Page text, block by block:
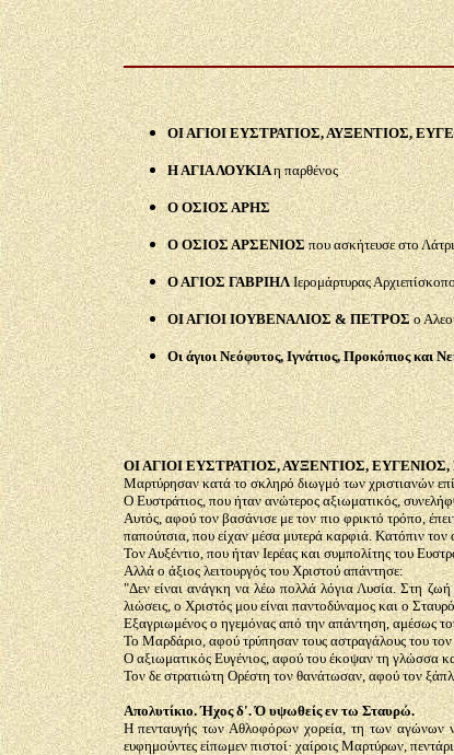
ΟΙ ΑΓΙΟΙ ΕΥΣΤΡΑΤΙΟΣ, ΑΥΞΕΝΤΙΟΣ,
Η ΑΓΙΑ ΛΟΥΚΙΑη παρθένος
Ο ΟΣΙΟΣ ΑΡΗΣ
Ο ΟΣΙΟΣ ΑΡΣΕΝΙΟΣπου ασκήτευσε στο
Ο ΑΓΙΟΣ ΓΑΒΡΙΗΛΙερομάρτυρας
ΟΙ ΑΓΙΟΙ ΙΟΥΒΕΝΑΛΙΟΣ & ΠΕΤΡΟΣο
Οι άγιοι Νεόφυτος, Ιγνάτιος, Προκόπιος και
ΟΙ ΑΓΙΟΙ ΕΥΣΤΡΑΤΙΟΣ, ΑΥΞΕΝΤΙΟΣ,
Μαρτύρησαν κατά το σκληρό διωγμό των χριστιανών
Ο Ευστράτιος, που ήταν ανώτερος αξιωματικός,
Αυτός, αφού τον βασάνισε με τον πιο φρικτό τρόπο,
παπούτσια, που είχαν μέσα μυτερά καρφιά. Κατόπιν
Τον Αυξέντιο, που ήταν Ιερέας και συμπολίτης του
Αλλά ο άξιος λειτουργός του Χριστού απάντησε:
"Δεν είναι ανάγκη να λέω πολλά λόγια Λυσία. Στη ζωή
λιώσεις, ο Χριστός μου είναι παντοδύναμος και ο
Εξαγριωμένος ο ηγεμόνας από την απάντηση, αμέσως
Το Μαρδάριο, αφού τρύπησαν τους αστραγάλους του
Ο αξιωματικός Ευγένιος, αφού του έκοψαν τη γλώσσα
Τον δε στρατιώτη Ορέστη τον θανάτωσαν, αφού τον
Απολυτίκιο. Ήχος δ'. Ό υψωθείς εν τω Σταυρώ.
Η πενταυγής των Αθλοφόρων χορεία, τη των αγώνων
ευφημούντες είπωμεν πιστοί· χαίροις Μαρτύρων,